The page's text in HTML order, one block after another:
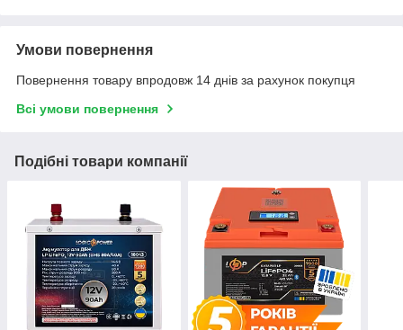
Умови повернення
Повернення товару впродовж 14 днів за рахунок покупця
Всі умови повернення
Подібні товари компанії